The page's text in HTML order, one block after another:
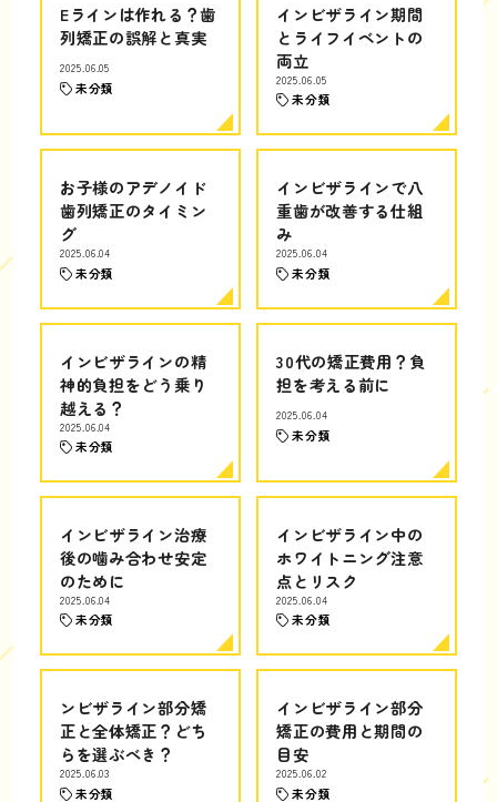
Eラインは作れる？歯
列矯正の誤解と真実
2025.06.05
未分類
インビザライン期間
とライフイベントの
両立
2025.06.05
未分類
お子様のアデノイド
歯列矯正のタイミン
グ
2025.06.04
未分類
インビザラインで八
重歯が改善する仕組
み
2025.06.04
未分類
インビザラインの精
神的負担をどう乗り
越える？
2025.06.04
未分類
30代の矯正費用？負
担を考える前に
2025.06.04
未分類
インビザライン治療
後の噛み合わせ安定
のために
2025.06.04
未分類
インビザライン中の
ホワイトニング注意
点とリスク
2025.06.04
未分類
ンビザライン部分矯
正と全体矯正？どち
らを選ぶべき？
2025.06.03
未分類
インビザライン部分
矯正の費用と期間の
目安
2025.06.02
未分類